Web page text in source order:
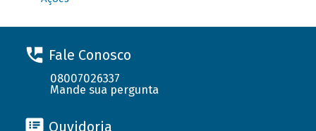
Fale Conosco
08007026337
Mande sua pergunta
Ouvidoria